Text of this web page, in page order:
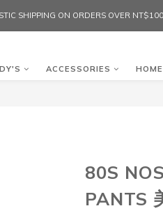
SHIPPING ON ORDERS OVER
ACCESSORIES HOME
80S
PANTS